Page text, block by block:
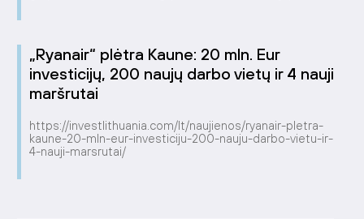
„Ryanair“ plėtra Kaune: 20 mln. Eur
investicijų, 200 naujų darbo vietų ir 4 nauji
maršrutai
https://investlithuania.com/lt/naujienos/ryanair-pletra-
kaune-20-mln-eur-investiciju-200-nauju-darbo-vietu-ir-
4-nauji-marsrutai/